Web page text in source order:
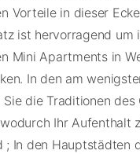
Vorteile in dieser
ist hervorragend um
Mini Apartments in
In den am
Sie die Traditionen des
Ihr Aufenthalt
; In den Hauptstädten